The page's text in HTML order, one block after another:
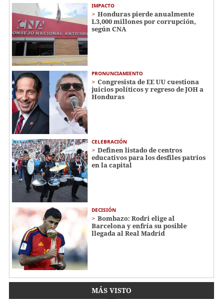
IMPACTO
Honduras pierde anualmente
L3,000 millones por corrupción,
según CNA
PRONUNCIAMIENTO
Congresista de EE UU cuestiona
juicios políticos y regreso de JOH a
Honduras
CELEBRACIÓN
Definen listado de centros
educativos para los desfiles patrios
en la capital
DECISIÓN
Bombazo: Rodri elige al
Barcelona y enfría su posible
llegada al Real Madrid
MÁS VISTO